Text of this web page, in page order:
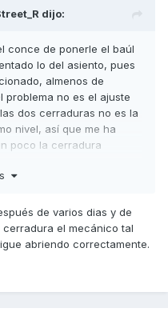
dijo:
conce de ponerle el baúl
lo del asiento, pues
almenos de
problema no es el ajuste
dos cerraduras no es la
nivel, así que me ha
poco la cerradura
igual y en tal caso ya
de varios dias y de
el mecánico tal
abriendo correctamente.